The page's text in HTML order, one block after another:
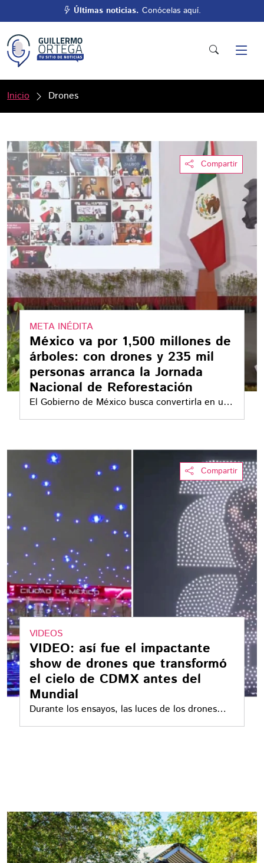
Últimas noticias. Conócelas aquí.
Inicio Drones
Compartir
META INÉDITA
México va por 1,500 millones de
árboles: con drones y 235 mil
personas arranca la Jornada
Nacional de Reforestación
El Gobierno de México busca convertirla en un
ejercicio anual de participación nacional con
Compartir
VIDEOS
VIDEO: así fue el impactante
show de drones que transformó
el cielo de CDMX antes del
Mundial
Durante los ensayos, las luces de los drones
sorprendieron a los aficionados al formar figuras